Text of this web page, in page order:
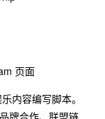
页面
内容编写脚本。
牌合作、联盟链